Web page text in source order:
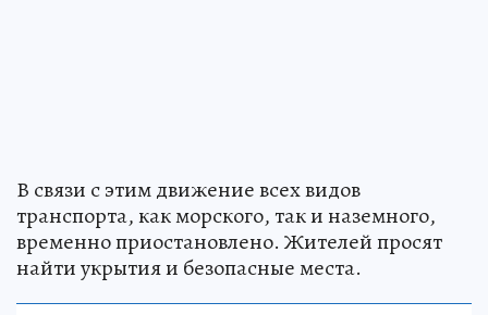
В связи с этим движение всех видов
транспорта, как морского, так и наземного,
временно приостановлено. Жителей просят
найти укрытия и безопасные места.